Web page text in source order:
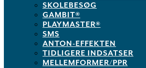
SKOLEBESØG
GAMBIT®
PLAYMASTER®
SMS
ANTON-EFFEKTEN
TIDLIGERE INDSATSER
MELLEMFORMER/PPR